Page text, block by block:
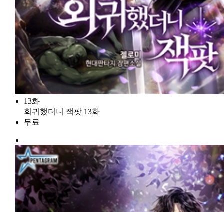
13화
회귀했더니 잭팟 13화
무료